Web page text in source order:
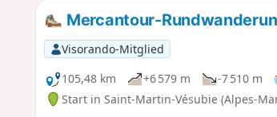
Mercantour-
Visorando-Mitglied
105,48 km
+6 579 m -7 510 m
Start in Saint-Martin-Vésubie (Alpes-